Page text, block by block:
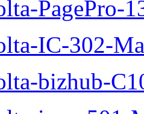
PagePro-
IC-302-
bizhub-